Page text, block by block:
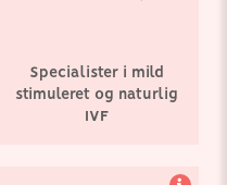
Specialister i mild
stimuleret og naturlig
IVF